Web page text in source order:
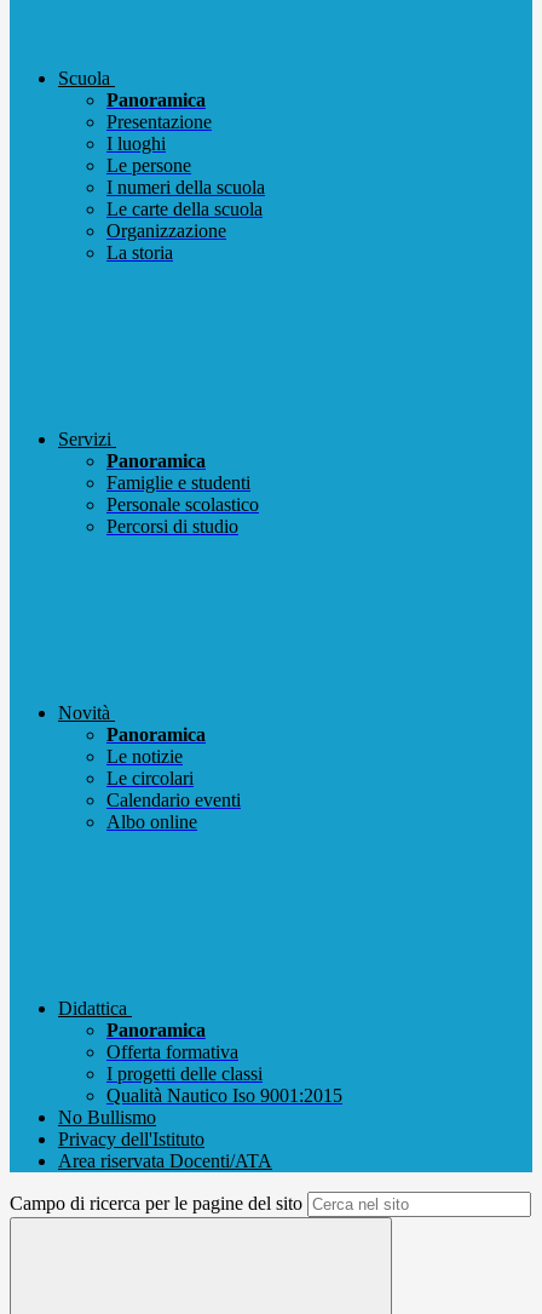
Scuola
Panoramica
Presentazione
I luoghi
Le persone
I numeri della scuola
Le carte della scuola
Organizzazione
La storia
Servizi
Panoramica
Famiglie e studenti
Personale scolastico
Percorsi di studio
Novità
Panoramica
Le notizie
Le circolari
Calendario eventi
Albo online
Didattica
Panoramica
Offerta formativa
I progetti delle classi
Qualità Nautico Iso 9001:2015
No Bullismo
Privacy dell'Istituto
Area riservata Docenti/ATA
Campo di ricerca per le pagine del sito